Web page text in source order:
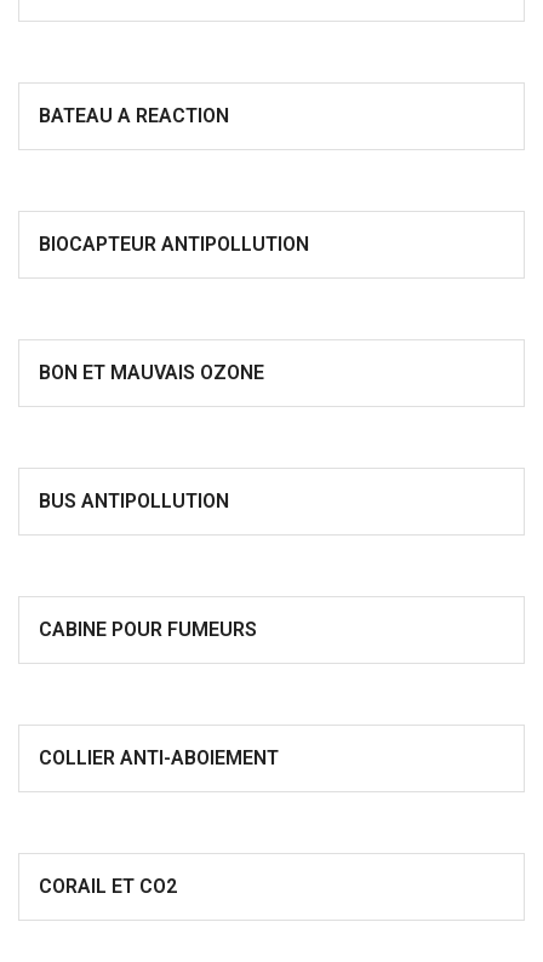
BATEAU A REACTION
BIOCAPTEUR ANTIPOLLUTION
BON ET MAUVAIS OZONE
BUS ANTIPOLLUTION
CABINE POUR FUMEURS
COLLIER ANTI-ABOIEMENT
CORAIL ET CO2